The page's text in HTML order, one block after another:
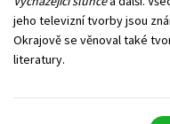
jeho televizní tvorby jsou
Okrajově se věnoval také
literatury.